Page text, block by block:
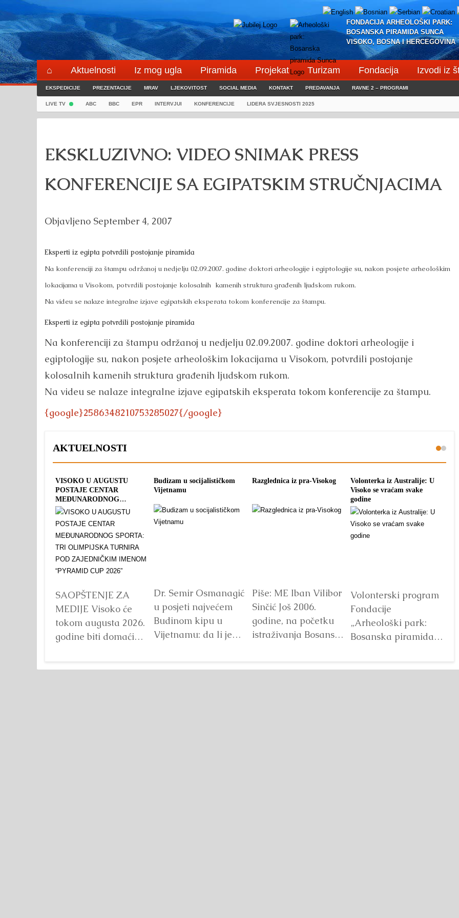
Skip
to
content
FONDACIJA ARHEOLOŠKI PARK:
BOSANSKA PIRAMIDA SUNCA
VISOKO, BOSNA I HERCEGOVINA
⌂ Aktuelnosti Iz mog ugla Piramida Projekat Turizam Fondacija Izvodi iz
Blogeri
⌖
EKSPEDICIJE PREZENTACIJE MRAV LJEKOVITOST SOCIAL MEDIA KONTAKT PREDAVANJA RAVNE 2 – PROGRAMI
LIVE TV ABC BBC EPR INTERVJUI KONFERENCIJE LIDERA SVJESNOSTI 2025
EKSKLUZIVNO: VIDEO SNIMAK PRESS
KONFERENCIJE SA EGIPATSKIM STRUČNJACIMA
Objavljeno September 4, 2007
Eksperti iz egipta potvrdili postojanje piramida
Na konferenciji za štampu održanoj u nedjelju 02.09.2007. godine doktori arheologije i egiptologije su, nakon posjete arheološkim
lokacijama u Visokom, potvrdili postojanje kolosalnih kamenih struktura građenih ljudskom rukom.
Na videu se nalaze integralne izjave egipatskih eksperata tokom konferencije za štampu.
Eksperti iz egipta potvrdili postojanje piramida
Na konferenciji za štampu održanoj u nedjelju 02.09.2007. godine doktori arheologije i
egiptologije su, nakon posjete arheološkim lokacijama u Visokom, potvrdili postojanje
kolosalnih kamenih struktura građenih ljudskom rukom.
Na videu se nalaze integralne izjave egipatskih eksperata tokom konferencije za štampu.
{google}2586348210753285027{/google}
AKTUELNOSTI
VISOKO U AUGUSTU
POSTAJE CENTAR
MEĐUNARODNOG
SPORTA: TRI OLIMPIJSKA
ZAJEDNIČKIM IMENOM
“PYRAMID CUP 2026”
SAOPŠTENJE ZA
MEDIJE Visoko će
tokom augusta 2026.
godine biti domaćin
Budizam u socijalističkom
Vijetnamu
Dr. Semir Osmanagić
u posjeti najvećem
Budinom kipu u
Vijetnamu: da li je
Razglednica iz pra-Visokog
Piše: ME Iban Vilibor
Sinčić Još 2006.
godine, na početku
istraživanja Bosanske
Volonterka iz Australije: U
Visoko se vraćam svake
godine
Volonterski program
Fondacije
„Arheološki park:
Bosanska piramida